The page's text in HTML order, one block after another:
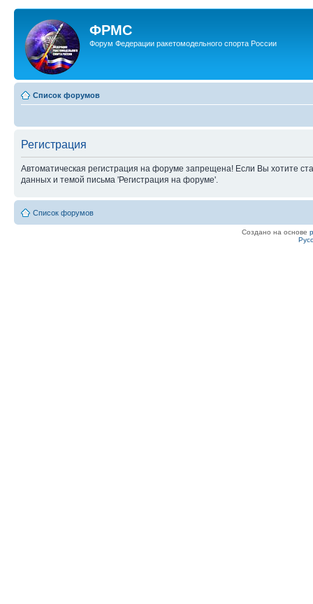
ФРМС
Форум Федерации ракетомодельного спорта России
Список форумов
Регистрация
Автоматическая регистрация на форуме запрещена! Если Вы хотите
данных и темой письма 'Регистрация на форуме'.
Список форумов
Создано на основе